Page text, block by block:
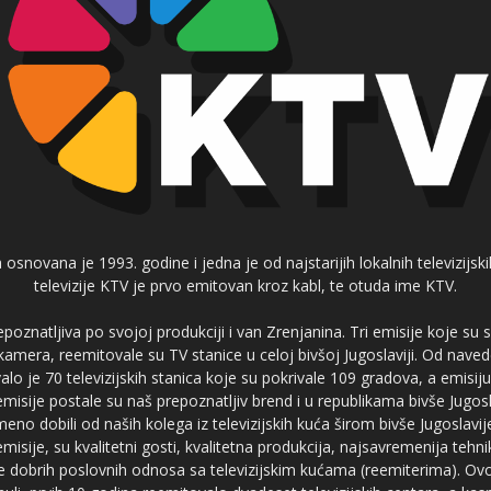
osnovana je 1993. godine i jedna je od najstarijih lokalnih
televizije KTV je prvo emitovan kroz kabl, te otuda ime KTV.
po svojoj produkciji i van Zrenjanina. Tri emisije koje su
reemitovale su TV stanice u celoj bivšoj Jugoslaviji. Od
je 70 televizijskih stanica koje su pokrivale 109 gradova, a
postale su naš prepoznatljiv brend i u republikama bivše
dobili od naših kolega iz televizijskih kuća širom bivše
su kvalitetni gosti, kvalitetna produkcija, najsavremenija
poslovnih odnosa sa televizijskim kućama (reemiterima).